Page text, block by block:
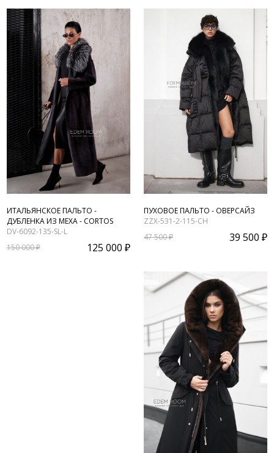
ИТАЛЬЯНСКОЕ ПАЛЬТО -
ДУБЛЕНКА ИЗ МЕХА - CORTOS
DV-6092-135-SL-L
150 000 ₽
125 000 ₽
ПУХОВОЕ ПАЛЬТО - ОВЕРСАЙЗ
ZZX-531-2-115-CH
47 500 ₽
39 500 ₽